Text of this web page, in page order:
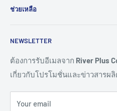
และอุตสาหกรรม 4.0
HMI
Connectivity
Remote I/O
Sensor
IoT Controller
Video Wall
ช่วยเหลือ
ขอราคางานโครงการ
การสั่งซื้อสินค้า
การชำระเงิน
การจัดส่งสินค้า
การขอใบเสนอราคา
NEWSLETTER
ต้องการรับอีเมลจาก River Plus
เกี่ยวกับโปรโมชั่นและข่าวสาร
Your email